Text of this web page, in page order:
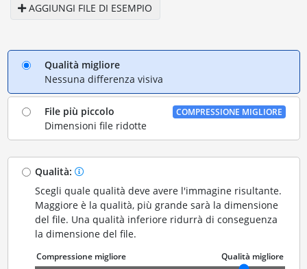
AGGIUNGI FILE DI ESEMPIO
Qualità migliore
Nessuna differenza visiva
File più piccolo
Dimensioni file ridotte
COMPRESSIONE MIGLIORE
Qualità:
Scegli quale qualità deve avere l'immagine risultante.
Maggiore è la qualità, più grande sarà la dimensione
del file. Una qualità inferiore ridurrà di conseguenza
la dimensione del file.